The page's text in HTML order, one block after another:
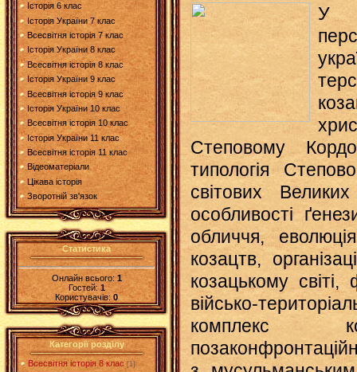
Історія 6 клас
Історія України 7 клас
Всесвітня історія 7 клас
Історія України 8 клас
Всесвітня історія 8 клас
Історія України 9 клас
Всесвітня історія 9 клас
Історія України 10 клас
Всесвітня історія 10 клас
Історія України 11 клас
Всесвітня історія 11 клас
Відеоматеріали
Цікава історія
Зворотній зв'язок
Статистика
Онлайн всього:1
Гостей:1
Користувачів:0
Категорії розділу
Всесвітня історія 8 клас [1]
У
Степовому
типологія
світових
особливості
обличчя,
козацтв,
козацькому світі,
військо-
комплекс